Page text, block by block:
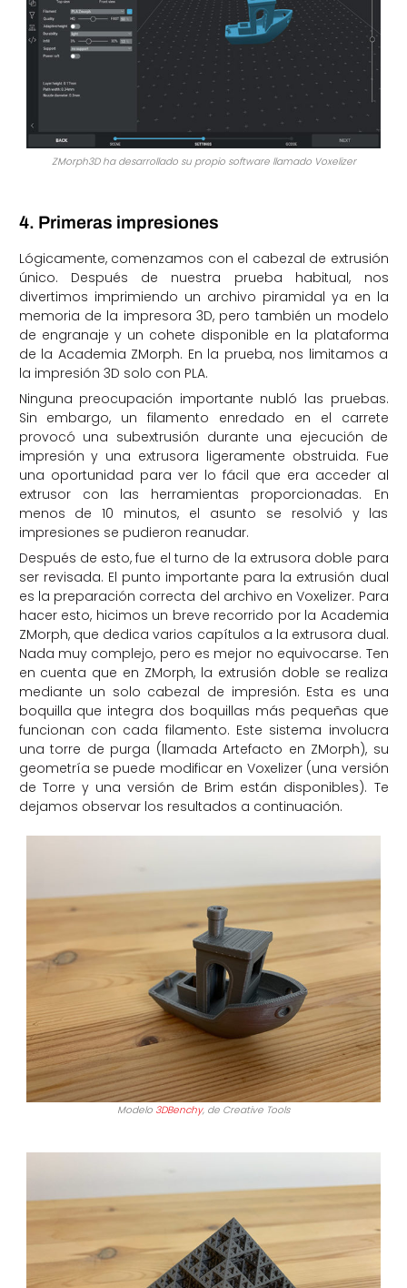
ZMorph3D ha desarrollado su propio software llamado Voxelizer
4. Primeras impresiones
Lógicamente, comenzamos con el cabezal de extrusión
único. Después de nuestra prueba habitual, nos
divertimos imprimiendo un archivo piramidal ya en la
memoria de la impresora 3D, pero también un modelo
de engranaje y un cohete disponible en la plataforma
de la Academia ZMorph. En la prueba, nos limitamos a
la impresión 3D solo con PLA.
Ninguna preocupación importante nubló las pruebas.
Sin embargo, un filamento enredado en el carrete
provocó una subextrusión durante una ejecución de
impresión y una extrusora ligeramente obstruida. Fue
una oportunidad para ver lo fácil que era acceder al
extrusor con las herramientas proporcionadas. En
menos de 10 minutos, el asunto se resolvió y las
impresiones se pudieron reanudar.
Después de esto, fue el turno de la extrusora doble para
ser revisada. El punto importante para la extrusión dual
es la preparación correcta del archivo en Voxelizer. Para
hacer esto, hicimos un breve recorrido por la Academia
ZMorph, que dedica varios capítulos a la extrusora dual.
Nada muy complejo, pero es mejor no equivocarse. Ten
en cuenta que en ZMorph, la extrusión doble se realiza
mediante un solo cabezal de impresión. Esta es una
boquilla que integra dos boquillas más pequeñas que
funcionan con cada filamento. Este sistema involucra
una torre de purga (llamada Artefacto en ZMorph), su
geometría se puede modificar en Voxelizer (una versión
de Torre y una versión de Brim están disponibles). Te
dejamos observar los resultados a continuación.
Modelo 3DBenchy, de Creative Tools